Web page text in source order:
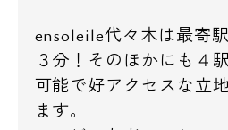
ensoleile代々木は最寄
３分！そのほかにも４
可能で好アクセスな立
ます。